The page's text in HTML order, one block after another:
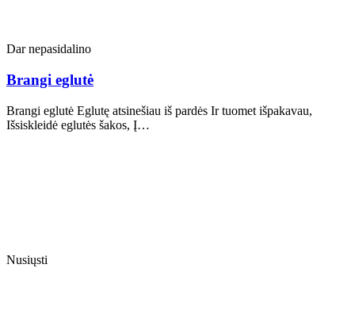
Dar nepasidalino
Brangi eglutė
Brangi eglutė Eglutę atsinešiau iš pardės Ir tuomet išpakavau,
Išsiskleidė eglutės šakos, Į…
Nusiųsti